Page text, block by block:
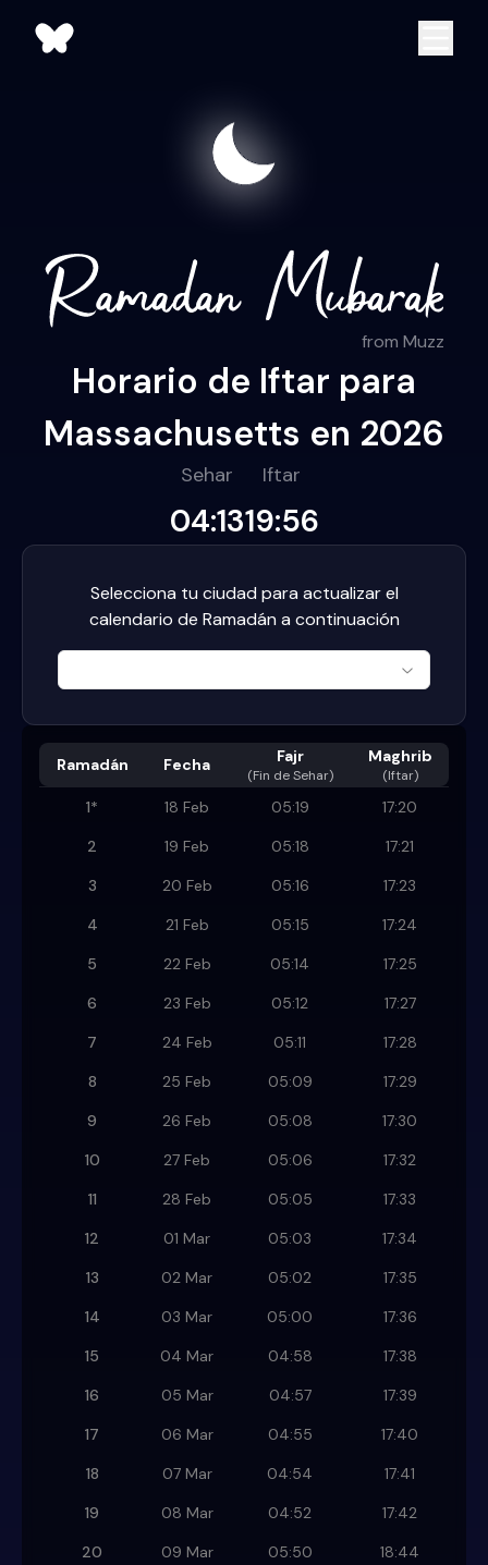
from Muzz
Horario de Iftar para
Massachusetts en 2026
Sehar
04:13
Iftar
19:56
Selecciona tu ciudad para actualizar el
calendario de Ramadán a continuación
Ramadán Fecha Fajr
(Fin de Sehar)
Maghrib
(Iftar)
1* 18 Feb 05:19
17:20
2
19 Feb 05:18
17:21
3
20 Feb 05:16
17:23
4
21 Feb 05:15
17:24
5
22 Feb 05:14
17:25
6
23 Feb 05:12
17:27
7
24 Feb 05:11
17:28
8
25 Feb 05:09
17:29
9
26 Feb 05:08
17:30
10
27 Feb 05:06
17:32
11
28 Feb 05:05
17:33
12
01 Mar 05:03
17:34
13
02 Mar 05:02
17:35
14
03 Mar 05:00
17:36
15
04 Mar 04:58
17:38
16
05 Mar 04:57
17:39
17
06 Mar 04:55
17:40
18
07 Mar 04:54
17:41
19
08 Mar 04:52
17:42
20
09 Mar 05:50 18:44